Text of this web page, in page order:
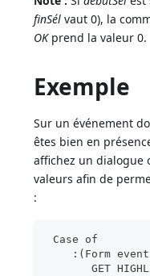
finSél vaut 0), la
OKprend la valeur 0.
Exemple
Sur un événement
êtes bien en
affichez un dialogue
valeurs afin de
:
Case of
:(Form event
GET